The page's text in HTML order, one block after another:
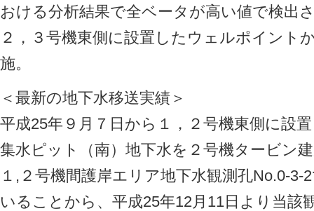
おける分析結果で全ベータが高い値で検出
２，３号機東側に設置したウェルポイント
施。
＜最新の地下水移送実績＞
平成25年９月７日から１，２号機東側に設
集水ピット（南）地下水を２号機タービン
１,２号機間護岸エリア地下水観測孔No.0-
いることから、平成25年12月11日より当該